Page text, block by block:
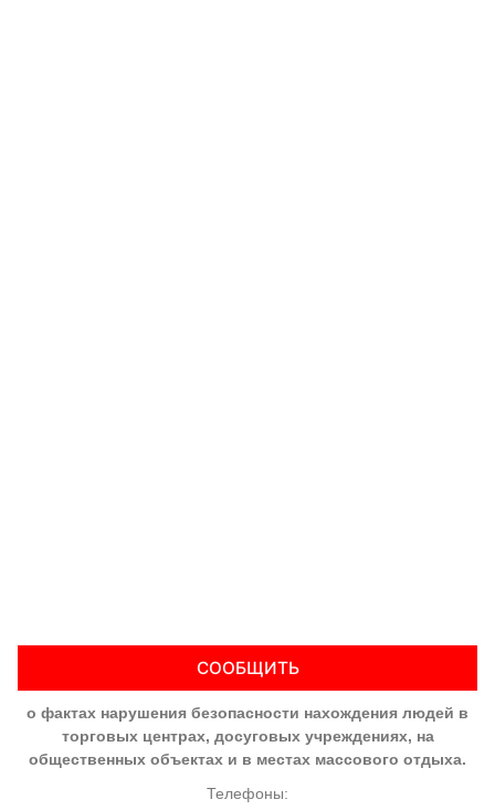
СООБЩИТЬ
о фактах нарушения безопасности нахождения людей в
торговых центрах, досуговых учреждениях, на
общественных объектах и в местах массового отдыха.
Телефоны: